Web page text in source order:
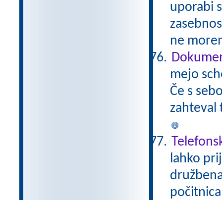
uporabi
ne
mejo
Če s
zahteval
lahko